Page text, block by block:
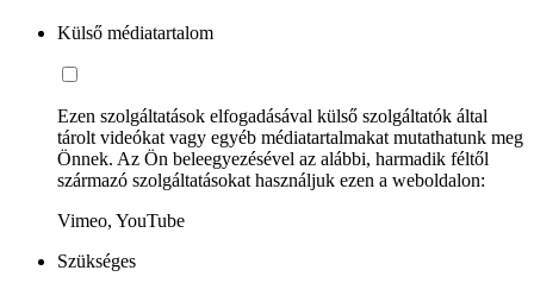
Külső médiatartalom
Ezen szolgáltatások elfogadásával külső szolgáltatók által
tárolt videókat vagy egyéb médiatartalmakat mutathatunk meg
Önnek. Az Ön beleegyezésével az alábbi, harmadik féltől
származó szolgáltatásokat használjuk ezen a weboldalon:
Vimeo, YouTube
Szükséges